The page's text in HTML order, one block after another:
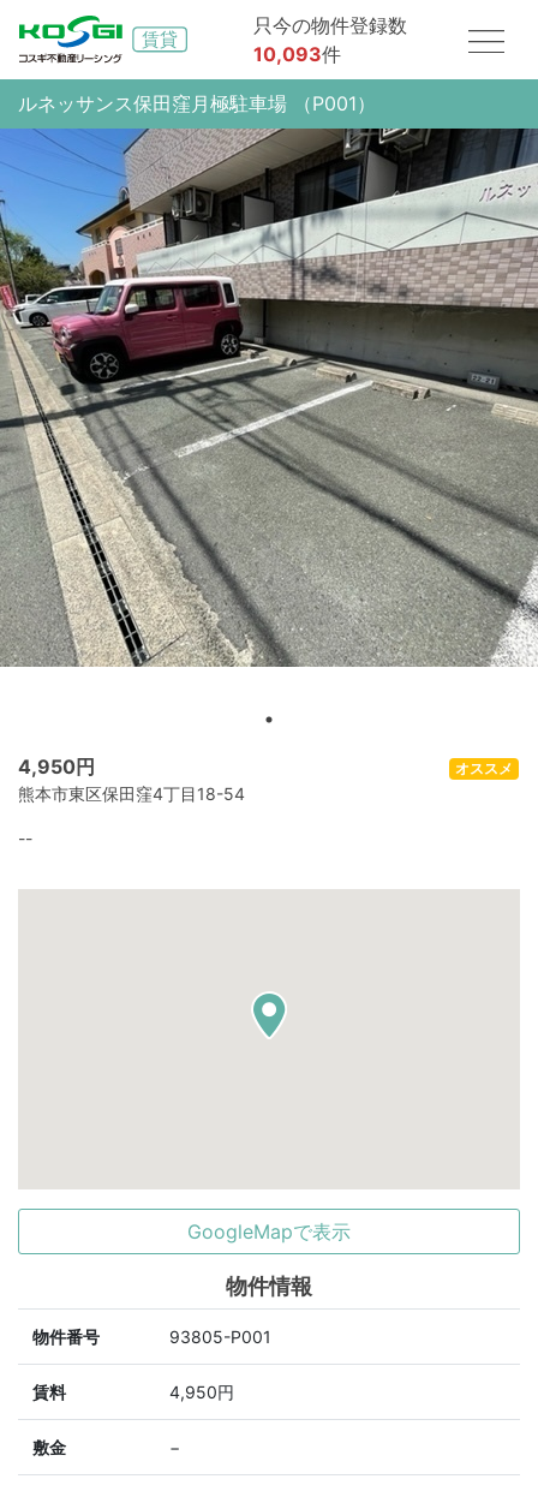
只今の物件登録数
10,093件
ルネッサンス保田窪月極駐車場 （P001）
4,950円
熊本市東区保田窪4丁目18-54
オススメ
--
GoogleMapで表示
物件情報
物件番号 93805-P001
賃料 4,950円
敷金 −